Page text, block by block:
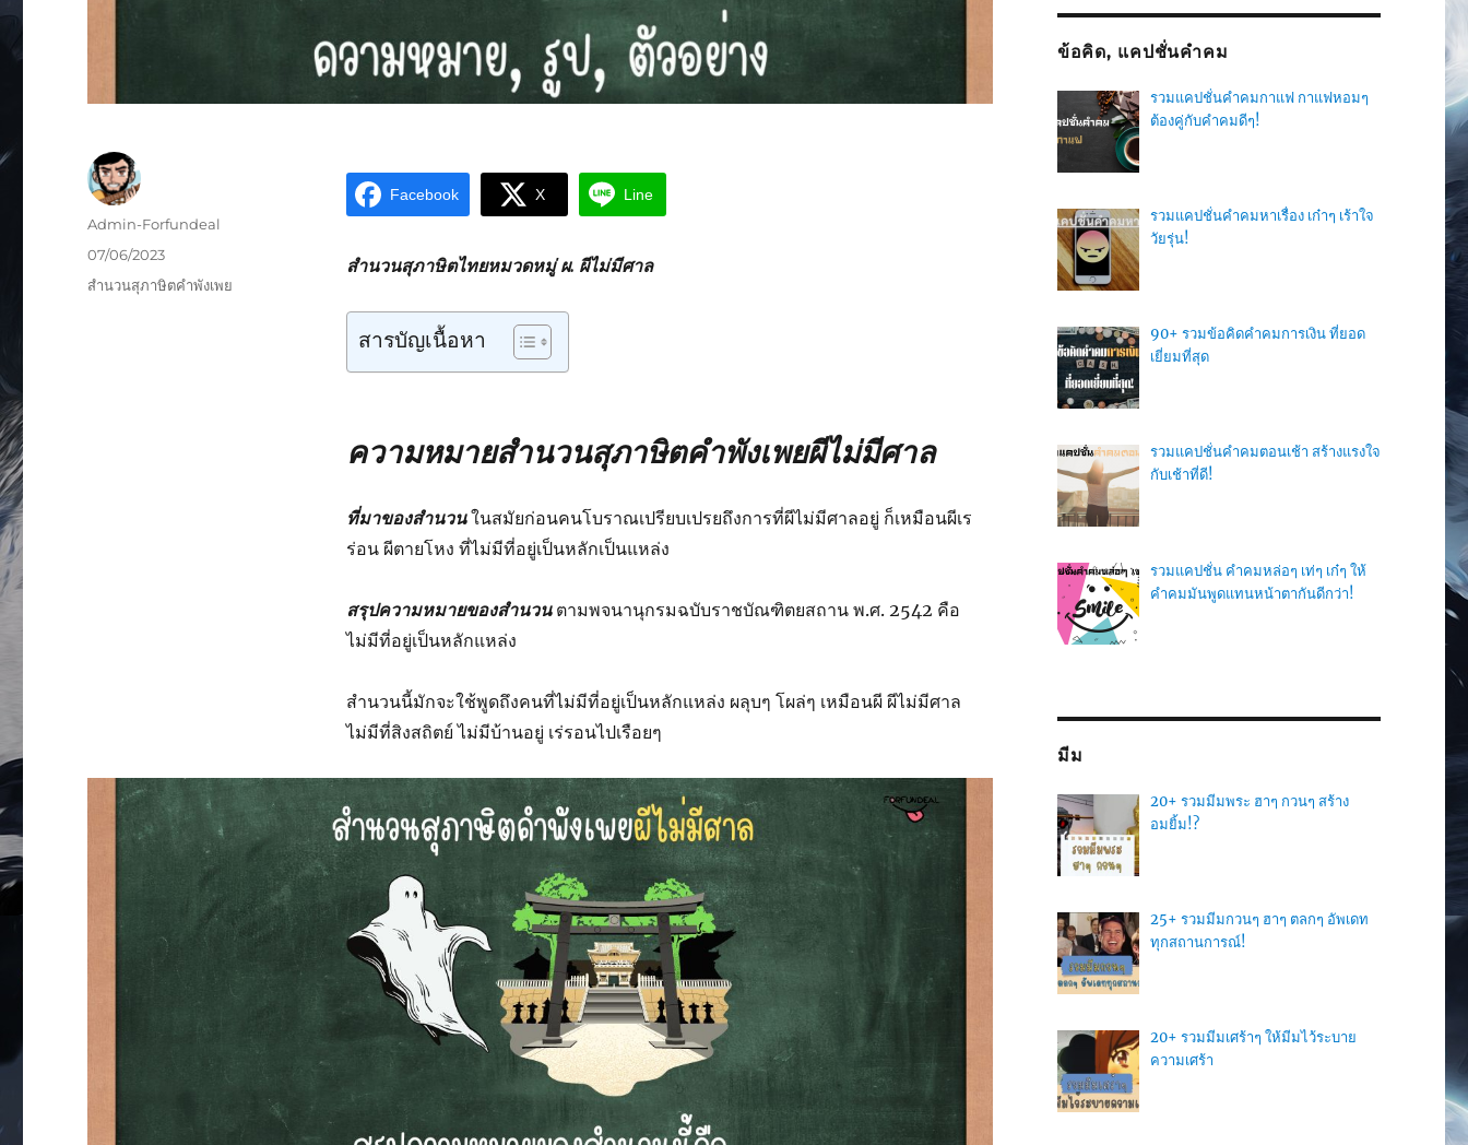
Facebook X Line
สำนวนสุภาษิตไทยหมวดหมู่ ผ. ผีไม่มีศาล
สารบัญเนื้อหา
ความหมายสำนวนสุภาษิตคำพังเพยผีไม่มีศาล
ที่มาของสำนวนในสมัยก่อนคนโบราณเปรียบเปรยถึงการที่ผีไม่มีศาลอยู่ ก็เหมือนผีเร
ร่อน ผีตายโหง ที่ไม่มีที่อยู่เป็นหลักเป็นแหล่ง
สรุปความหมายของสำนวนตามพจนานุกรมฉบับราชบัณฑิตยสถาน พ.ศ. 2542 คือ
ไม่มีที่อยู่เป็นหลักแหล่ง
สำนวนนี้มักจะใช้พูดถึงคนที่ไม่มีที่อยู่เป็นหลักแหล่ง ผลุบๆ โผล่ๆ เหมือนผี ผีไม่มีศาล
ไม่มีที่สิงสถิตย์ ไม่มีบ้านอยู่ เร่รอนไปเรือยๆ
Admin-Forfundeal
07/06/2023
สำนวนสุภาษิตคำพังเพย
ข้อคิด, แคปชั่นคำคม
รวมแคปชั่นคำคมกาแฟ กาแฟหอมๆ
ต้องคู่กับคำคมดีๆ!
รวมแคปชั่นคำคมหาเรื่อง เก๋าๆ เร้าใจ
วัยรุ่น!
90+ รวมข้อคิดคำคมการเงิน ที่ยอด
เยี่ยมที่สุด
รวมแคปชั่นคำคมตอนเช้า สร้างแรงใจ
กับเช้าที่ดี!
รวมแคปชั่น คำคมหล่อๆ เท่ๆ เก๋ๆ ให้
คำคมมันพูดแทนหน้าตากันดีกว่า!
มีม
20+ รวมมีมพระ ฮาๆ กวนๆ สร้าง
อมยิ้ม!?
25+ รวมมีมกวนๆ ฮาๆ ตลกๆ อัพเดท
ทุกสถานการณ์!
20+ รวมมีมเศร้าๆ ให้มีมไว้ระบาย
ความเศร้า